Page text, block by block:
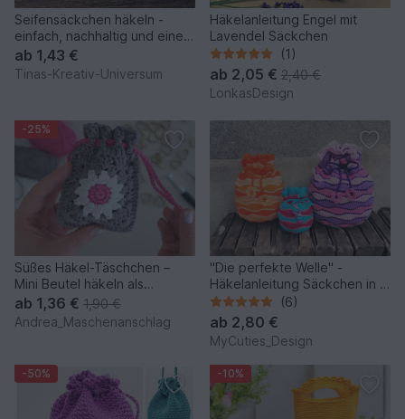
Seifensäckchen häkeln -
einfach, nachhaltig und eine
tolle Geschenkidee
ab 1,43 €
Tinas-Kreativ-Universum
Häkelanleitung Engel mit
Lavendel Säckchen
(1)
ab 2,05 € 2,40 €
LonkasDesign
-25%
Süßes Häkel-Täschchen –
Mini Beutel häkeln als
Geschenkidee
ab 1,36 € 1,90 €
Andrea_Maschenanschlag
"Die perfekte Welle" -
Häkelanleitung Säckchen in 3
Größen
(6)
ab 2,80 €
MyCuties_Design
-50% -10%